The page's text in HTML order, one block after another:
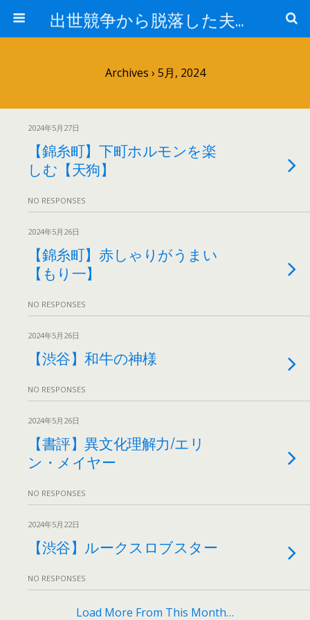
出世競争から脱落した夫と妻の日常
Archives › 5月, 2024
2024年5月27日
【錦糸町】下町ホルモンを楽
しむ【天狗】
NO RESPONSES
2024年5月26日
【錦糸町】赤しゃりがうまい
【もり一】
NO RESPONSES
2024年5月26日
【渋谷】和牛の神様
NO RESPONSES
2024年5月26日
【書評】異文化理解力/エリ
ン・メイヤー
NO RESPONSES
2024年5月22日
【渋谷】ルークスロブスター
NO RESPONSES
Load More From This Month…